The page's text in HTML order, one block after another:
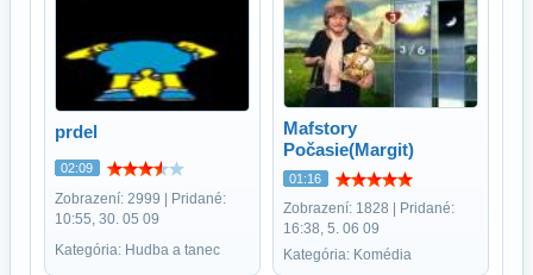
prdel
02:09
Zobrazení: 2999 | Pridané:
10:55, 30. 05 09
Kategória: Hudba a tanec
Mafstory
Počasie(Margit)
01:16
Zobrazení: 1828 | Pridané:
16:38, 5. 06 09
Kategória: Komédia